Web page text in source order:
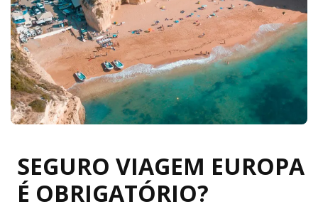
SEGURO VIAGEM EUROPA
É OBRIGATÓRIO?